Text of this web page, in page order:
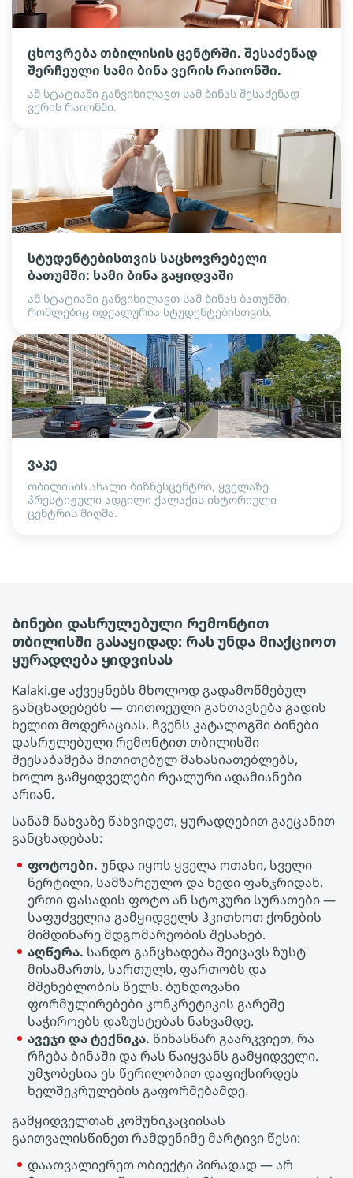
ცხოვრება თბილისის ცენტრში. შესაძენად
შერჩეული სამი ბინა ვერის რაიონში.
ამ სტატიაში განვიხილავთ სამ ბინას შესაძენად
ვერის რაიონში.
სტუდენტებისთვის საცხოვრებელი
ბათუმში: სამი ბინა გაყიდვაში
ამ სტატიაში განვიხილავთ სამ ბინას ბათუმში,
რომლებიც იდეალურია სტუდენტებისთვის.
ვაკე
თბილისის ახალი ბიზნესცენტრი, ყველაზე
პრესტიჟული ადგილი ქალაქის ისტორიული
ცენტრის მიღმა.
Ბინები დასრულებული რემონტით
თბილისში გასაყიდად: რას უნდა მიაქციოთ
ყურადღება ყიდვისას
Kalaki.ge აქვეყნებს მხოლოდ გადამოწმებულ
განცხადებებს — თითოეული განთავსება გადის
ხელით მოდერაციას. ჩვენს კატალოგში Ბინები
დასრულებული რემონტით თბილისში
შეესაბამება მითითებულ მახასიათებლებს,
ხოლო გამყიდველები რეალური ადამიანები
არიან.
სანამ ნახვაზე წახვიდეთ, ყურადღებით გაეცანით
განცხადებას:
ფოტოები. უნდა იყოს ყველა ოთახი, სველი
წერტილი, სამზარეულო და ხედი ფანჯრიდან.
ერთი ფასადის ფოტო ან სტოკური სურათები —
საფუძველია გამყიდველს ჰკითხოთ ქონების
მიმდინარე მდგომარეობის შესახებ.
აღწერა. სანდო განცხადება შეიცავს ზუსტ
მისამართს, სართულს, ფართობს და
მშენებლობის წელს. ბუნდოვანი
ფორმულირებები კონკრეტიკის გარეშე
საჭიროებს დაზუსტებას ნახვამდე.
ავეჯი და ტექნიკა. წინასწარ გაარკვიეთ, რა
რჩება ბინაში და რას წაიყვანს გამყიდველი.
უმჯობესია ეს წერილობით დაფიქსირდეს
ხელშეკრულების გაფორმებამდე.
გამყიდველთან კომუნიკაციისას
გაითვალისწინეთ რამდენიმე მარტივი წესი:
დაათვალიერეთ ობიექტი პირადად — არ